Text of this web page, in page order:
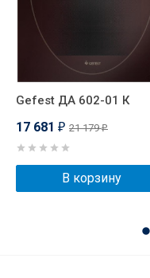
Gefest ДА 602-01 К
17 681 ₽ 21 179₽
В корзину